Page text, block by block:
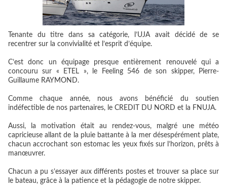
recentrer sur la convivialité et l’esprit d’équipe.
C’est donc un équipage presque entièrement renouvelé qui a
concouru sur « ETEL », le Feeling 546 de son skipper, Pierre-
Guillaume RAYMOND.
Comme chaque année, nous avons bénéficié du soutien
indéfectible de nos partenaires, le CREDIT DU NORD et la FNUJA.
Aussi, la motivation était au rendez-vous, malgré une météo
capricieuse allant de la pluie battante à la mer désespérément plate,
chacun accrochant son estomac les yeux fixés sur l’horizon, prêts à
manœuvrer.
Chacun a pu s’essayer aux différents postes et trouver sa place sur
le bateau, grâce à la patience et la pédagogie de notre skipper.